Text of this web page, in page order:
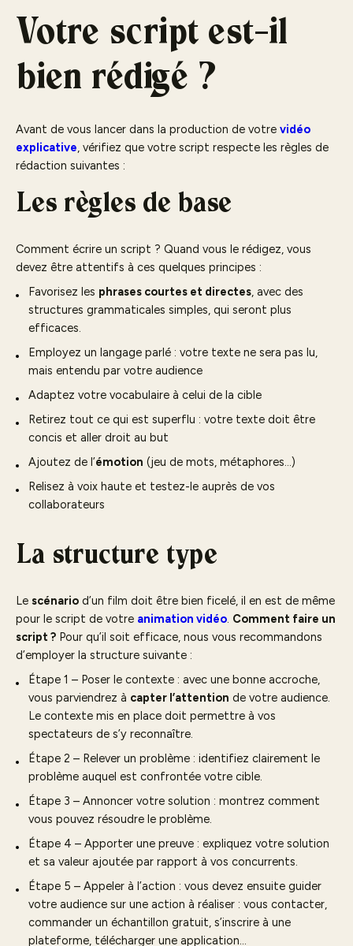
Votre script est-il
bien rédigé ?
Avant de vous lancer dans la production de votre vidéo
explicative, vérifiez que votre script respecte les règles de
rédaction suivantes :
Les règles de base
Comment écrire un script ? Quand vous le rédigez, vous
devez être attentifs à ces quelques principes :
Favorisez les phrases courtes et directes, avec des
structures grammaticales simples, qui seront plus
efficaces.
Employez un langage parlé : votre texte ne sera pas lu,
mais entendu par votre audience
Adaptez votre vocabulaire à celui de la cible
Retirez tout ce qui est superflu : votre texte doit être
concis et aller droit au but
Ajoutez de l’émotion (jeu de mots, métaphores…)
Relisez à voix haute et testez-le auprès de vos
collaborateurs
La structure type
Le scénario d’un film doit être bien ficelé, il en est de même
pour le script de votre animation vidéo. Comment faire un
script ? Pour qu’il soit efficace, nous vous recommandons
d’employer la structure suivante :
Étape 1 – Poser le contexte : avec une bonne accroche,
vous parviendrez à capter l’attention de votre audience.
Le contexte mis en place doit permettre à vos
spectateurs de s’y reconnaître.
Étape 2 – Relever un problème : identifiez clairement le
problème auquel est confrontée votre cible.
Étape 3 – Annoncer votre solution : montrez comment
vous pouvez résoudre le problème.
Étape 4 – Apporter une preuve : expliquez votre solution
et sa valeur ajoutée par rapport à vos concurrents.
Étape 5 – Appeler à l’action : vous devez ensuite guider
votre audience sur une action à réaliser : vous contacter,
commander un échantillon gratuit, s’inscrire à une
plateforme, télécharger une application…